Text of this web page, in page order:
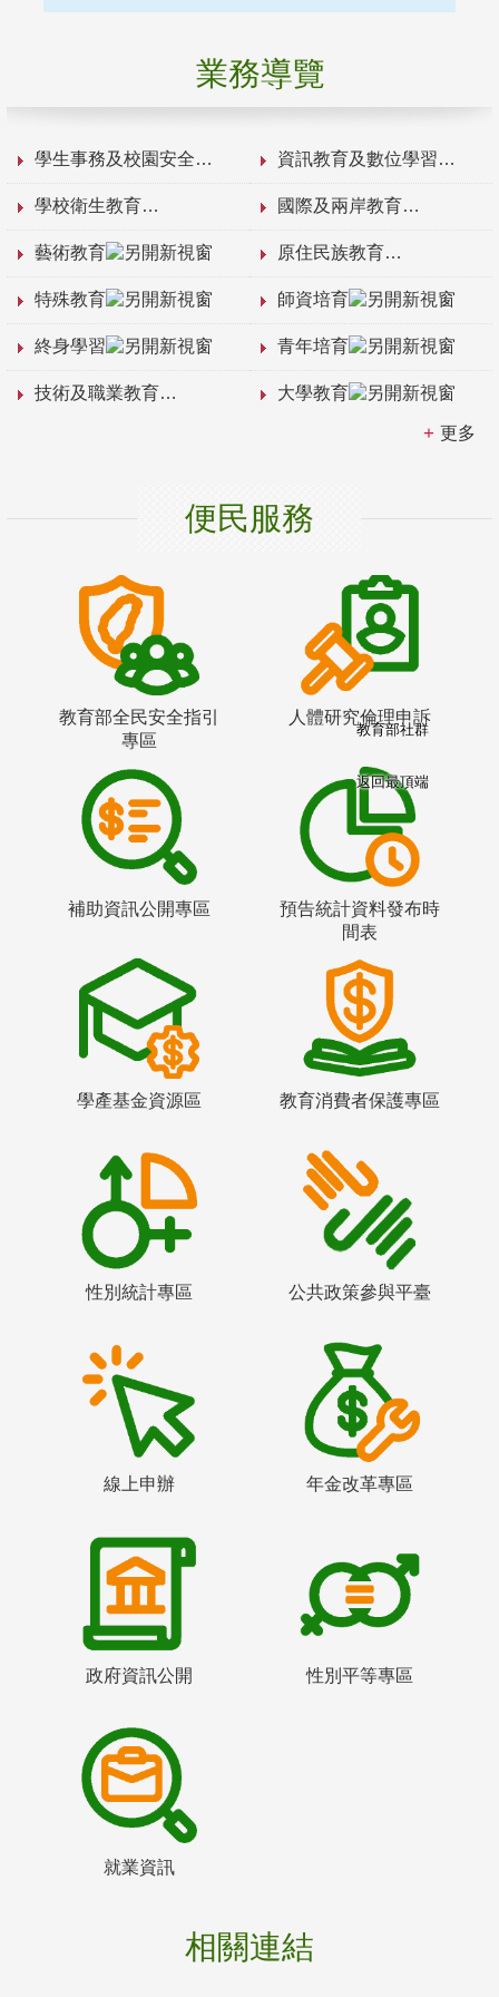
業務導覽
學生事務及校園安全 資訊教育及數位學習
學校衛生教育 國際及兩岸教育
藝術教育 原住民族教育
特殊教育 師資培育
終身學習 青年培育
技術及職業教育 大學教育
更多
便民服務
教育部全民安全指引
專區
人體研究倫理申訴
補助資訊公開專區
預告統計資料發布時
間表
學產基金資源區 教育消費者保護專區
性別統計專區 公共政策參與平臺
線上申辦 年金改革專區
政府資訊公開 性別平等專區
就業資訊
相關連結
教育部社群
返回最頂端